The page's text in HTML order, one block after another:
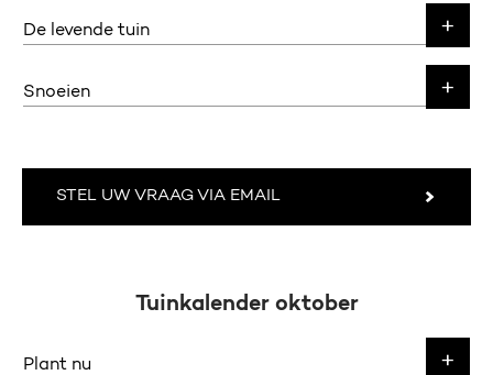
De levende tuin
Snoeien
STEL UW VRAAG VIA EMAIL
Tuinkalender oktober
Plant nu